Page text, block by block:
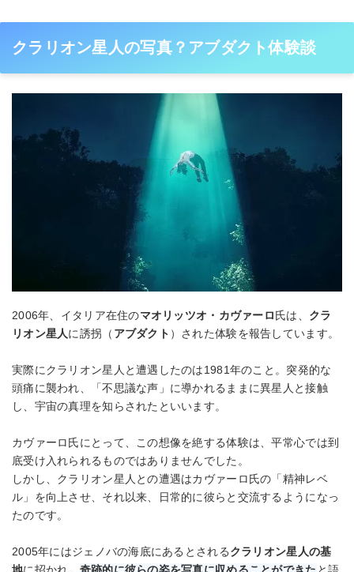
クラリオン星人の写真？アブダクト体験談
2006年、イタリア在住のマオリッツオ・カヴァーロ氏は、 クラ
リオン星人に誘拐（ アブダクト ）された体験を報告しています。
実際にクラリオン星人と遭遇したのは1981年のこと。突発的な
頭痛に襲われ、「不思議な声」に導かれるままに異星人と接触
し、宇宙の真理を知らされたといいます。
カヴァーロ氏にとって、この想像を絶する体験は、平常心では到
底受け入れられるものではありませんでした。
しかし、クラリオン星人との遭遇はカヴァーロ氏の「精神レベ
ル」を向上させ、それ以来、日常的に彼らと交流するようになっ
たのです。
2005年にはジェノバの海底にあるとされるクラリオン星人の基